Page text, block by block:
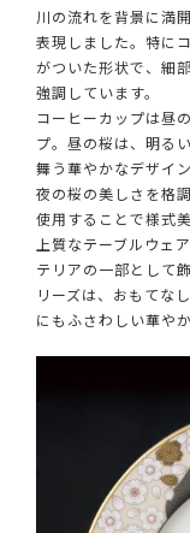
川の流れを背景に満
表現しました。特に
がついた形状で、細
強調しています。
コーヒーカップは昼
プ。昼の桜は、明る
舞う華やかなデザイ
夜の桜の美しさを格
使用することで様式
上質なテーブルウェ
テリアの一部として
リーズは、おもてな
にもふさわしい華やか